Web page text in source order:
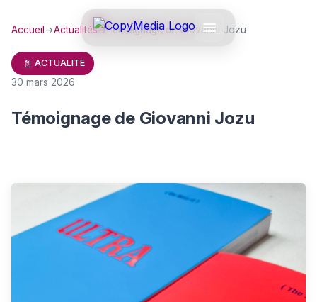
Accueil →Actualités→Témoignage de Giovanni Jozu
📄 ACTUALITE
30 mars 2026
Témoignage de Giovanni Jozu